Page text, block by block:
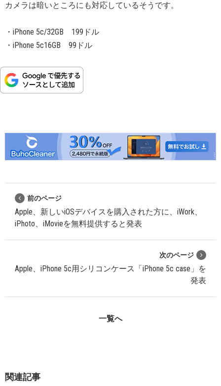
カメラは暗いところにも対応しているそうです。
・iPhone 5c/32GB 199ドル
・iPhone 5c16GB 99ドル
前のページ
Apple、新しいiOSデバイスを購入された方に、iWork、
iPhoto、iMovieを無料提供すると発表
次のページ
Apple、iPhone 5c用シリコンケース「iPhone 5c case」を
発表
一覧へ
関連記事